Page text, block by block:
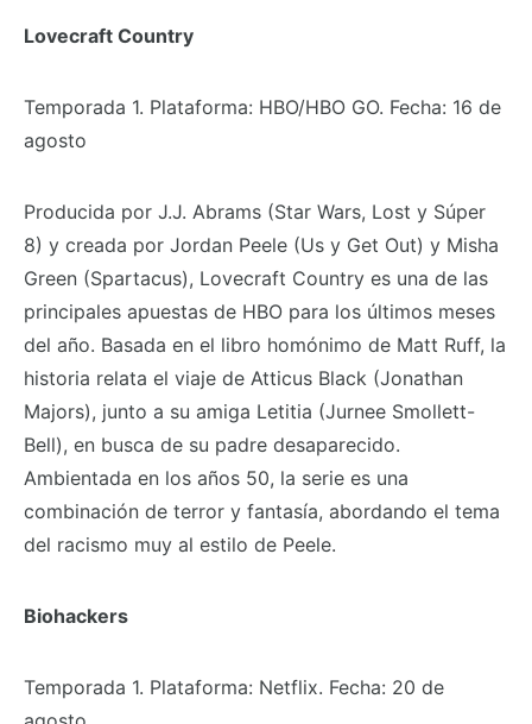
Lovecraft Country
Temporada 1. Plataforma: HBO/HBO GO. Fecha: 16 de
agosto
Producida por J.J. Abrams (Star Wars, Lost y Súper
8) y creada por Jordan Peele (Us y Get Out) y Misha
Green (Spartacus), Lovecraft Country es una de las
principales apuestas de HBO para los últimos meses
del año. Basada en el libro homónimo de Matt Ruff, la
historia relata el viaje de Atticus Black (Jonathan
Majors), junto a su amiga Letitia (Jurnee Smollett-
Bell), en busca de su padre desaparecido.
Ambientada en los años 50, la serie es una
combinación de terror y fantasía, abordando el tema
del racismo muy al estilo de Peele.
Biohackers
Temporada 1. Plataforma: Netflix. Fecha: 20 de